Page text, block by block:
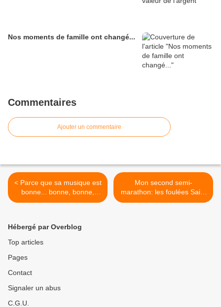
Nos moments de famille ont changé...
Commentaires
Ajouter un commentaire
< Parce que sa musique est
bonne... bonne, bonne,
bonne
Mon second semi-
marathon: les foulées Saint
Selvoises >
Hébergé par Overblog
Top articles
Pages
Contact
Signaler un abus
C.G.U.